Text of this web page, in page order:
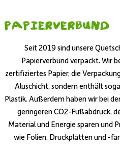
Papierverbund
Seit 2019 sind unsere
Papierverbund verpackt. Wir
zertifiziertes Papier, die
Aluschicht, sondern enthält
Plastik. Außerdem haben wir bei
geringeren CO2-Fußabdruck,
Material und Energie sparen und
wie Folien, Druckplatten und -